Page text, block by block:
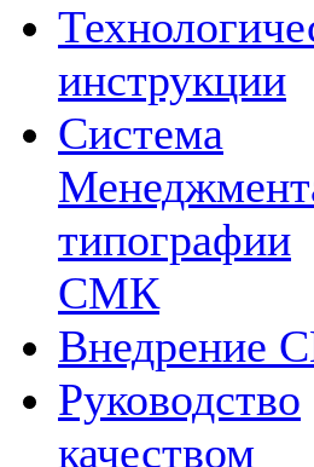
инструкции
Система
типографии
СМК
Внедрение
Руководство
качеством